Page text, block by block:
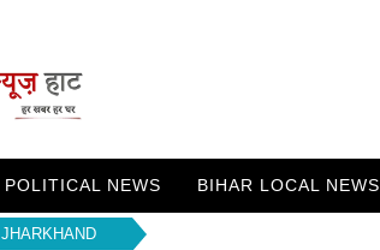
POLITICAL NEWS BIHAR LOCAL NEWS
JHARKHAND